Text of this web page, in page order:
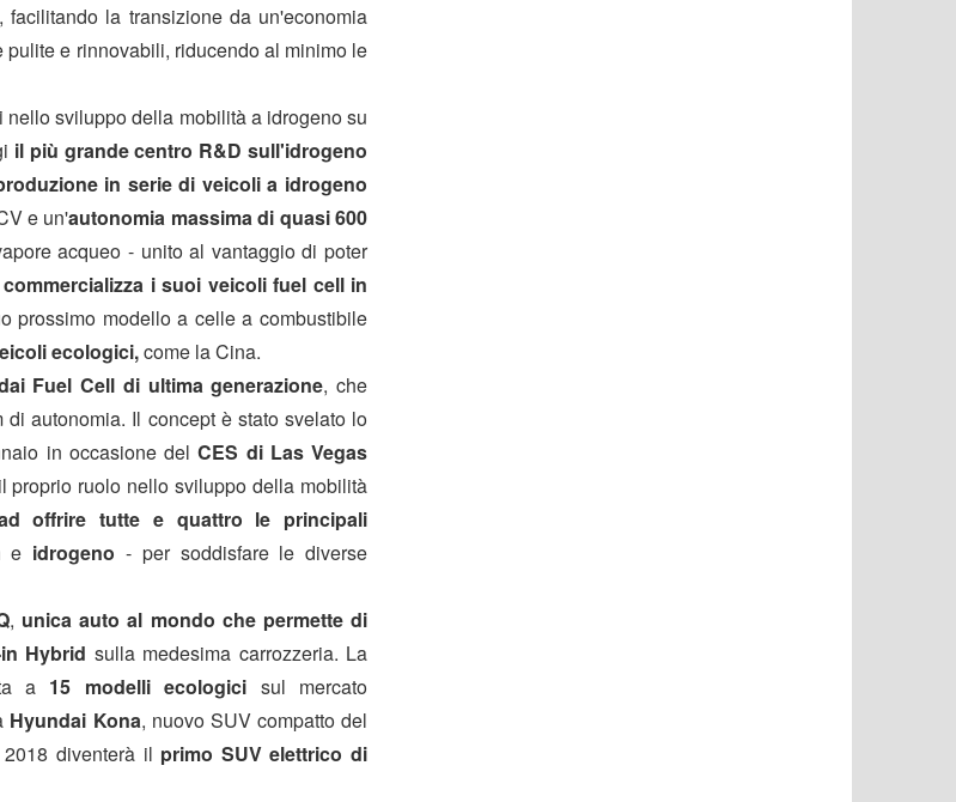
la transizione da un'economia
e rinnovabili, riducendo al minimo le
sviluppo della mobilità a idrogeno su
il più grande centro R&D sull'idrogeno
in serie di veicoli a idrogeno
e un'autonomia massima di quasi 600
acqueo - unito al vantaggio di poter
commercializza i suoi veicoli fuel cell in
prossimo modello a celle a combustibile
ecologici,come la Cina.
Fuel Cell di ultima generazione, che
autonomia. Il concept è stato svelato lo
in occasione del CES di Las Vegas
proprio ruolo nello sviluppo della mobilità
offrire tutte e quattro le principali
e idrogeno - per soddisfare le diverse
, unica auto al mondo che permette di
Hybrid sulla medesima carrozzeria. La
a 15 modelli ecologici sul mercato
Hyundai Kona, nuovo SUV compatto del
diventerà il primo SUV elettrico di